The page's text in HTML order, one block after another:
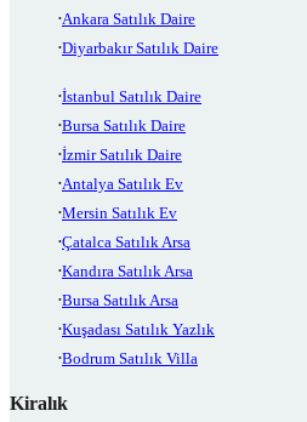
Ankara Satılık Daire
Diyarbakır Satılık Daire
İstanbul Satılık Daire
Bursa Satılık Daire
İzmir Satılık Daire
Antalya Satılık Ev
Mersin Satılık Ev
Çatalca Satılık Arsa
Kandıra Satılık Arsa
Bursa Satılık Arsa
Kuşadası Satılık Yazlık
Bodrum Satılık Villa
Kiralık